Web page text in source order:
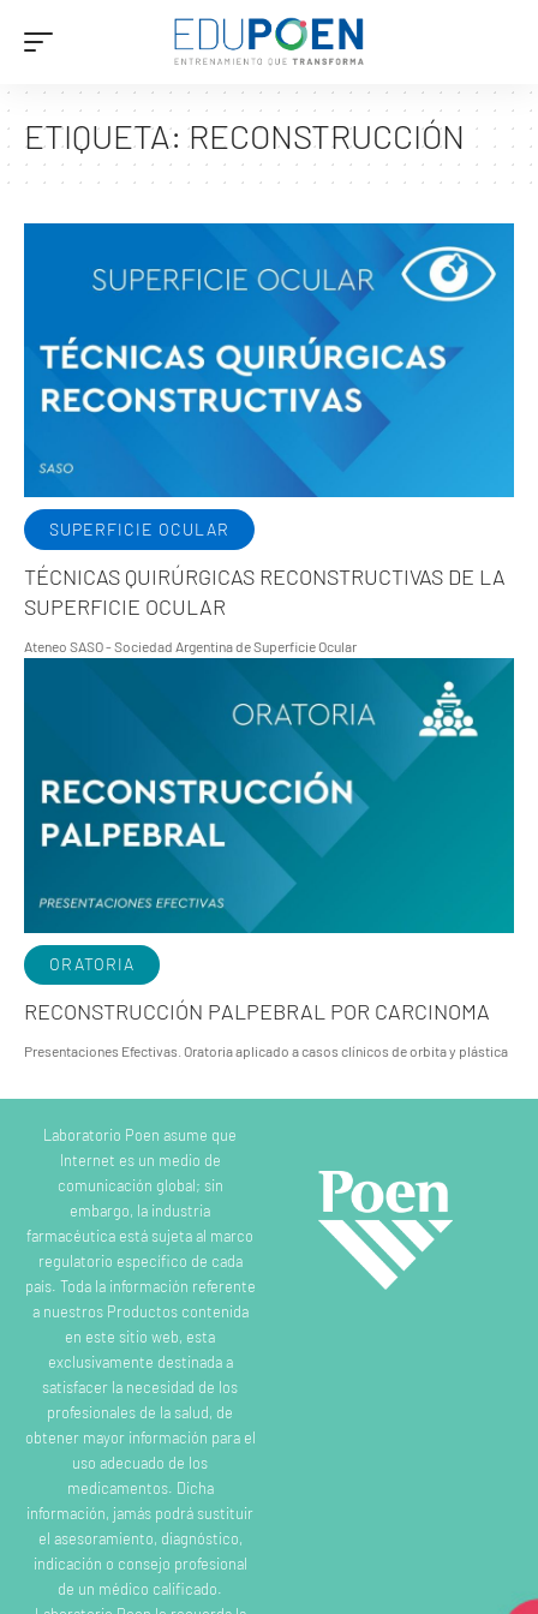
ETIQUETA:RECONSTRUCCIÓN
SUPERFICIE OCULAR
TÉCNICAS QUIRÚRGICAS RECONSTRUCTIVAS DE LA
SUPERFICIE OCULAR
Ateneo SASO - Sociedad Argentina de Superficie Ocular
ORATORIA
RECONSTRUCCIÓN PALPEBRAL POR CARCINOMA
Presentaciones Efectivas. Oratoria aplicado a casos clínicos de orbita y plástica
Laboratorio Poen asume que
Internet es un medio de
comunicación global; sin
embargo, la industria
farmacéutica está sujeta al marco
regulatorio específico de cada
país. Toda la información referente
a nuestros Productos contenida
en este sitio web, esta
exclusivamente destinada a
satisfacer la necesidad de los
profesionales de la salud, de
obtener mayor información para el
uso adecuado de los
medicamentos. Dicha
información, jamás podrá sustituir
el asesoramiento, diagnóstico,
indicación o consejo profesional
de un médico calificado.